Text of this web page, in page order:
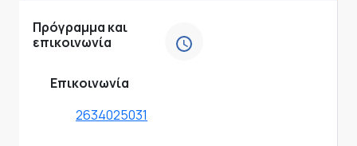
Πρόγραμμα και
επικοινωνία
Επικοινωνία
2634025031